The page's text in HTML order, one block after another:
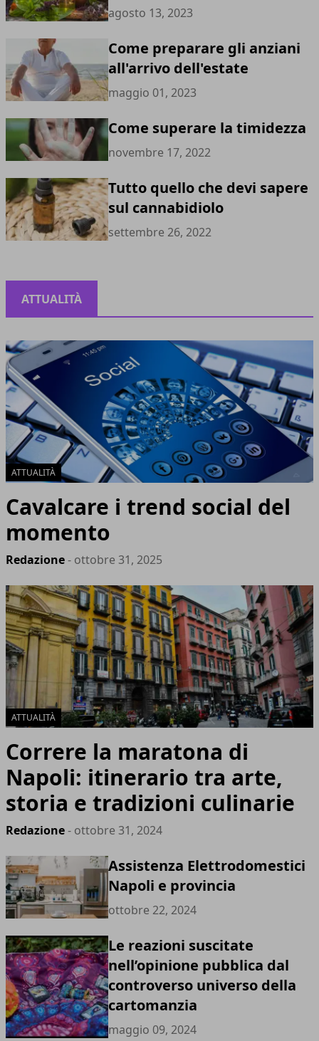
agosto 13, 2023
Come preparare gli anziani
all'arrivo dell'estate
maggio 01, 2023
Come superare la timidezza
novembre 17, 2022
Tutto quello che devi sapere
sul cannabidiolo
settembre 26, 2022
ATTUALITÀ
ATTUALITÀ
Cavalcare i trend social del
momento
Redazione- ottobre 31, 2025
ATTUALITÀ
Correre la maratona di
Napoli: itinerario tra arte,
storia e tradizioni culinarie
Redazione- ottobre 31, 2024
Assistenza Elettrodomestici
Napoli e provincia
ottobre 22, 2024
Le reazioni suscitate
nell’opinione pubblica dal
controverso universo della
cartomanzia
maggio 09, 2024